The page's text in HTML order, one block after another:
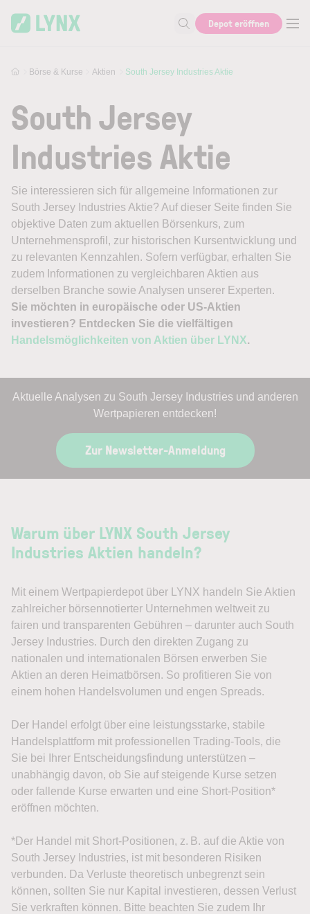
Suche nach Aktie, Autor...
Depot eröffnen
Börse & Kurse Aktien South Jersey Industries Aktie
South Jersey
Industries Aktie
Sie interessieren sich für allgemeine Informationen zur
South Jersey Industries Aktie? Auf dieser Seite finden Sie
objektive Daten zum aktuellen Börsenkurs, zum
Unternehmensprofil, zur historischen Kursentwicklung und
zu relevanten Kennzahlen. Sofern verfügbar, erhalten Sie
zudem Informationen zu vergleichbaren Aktien aus
derselben Branche sowie Analysen unserer Experten.
Sie möchten in europäische oder US-Aktien
investieren? Entdecken Sie die vielfältigen
Handelsmöglichkeiten von Aktien über LYNX.
Aktuelle Analysen zu South Jersey Industries und anderen
Wertpapieren entdecken!
Zur Newsletter-Anmeldung
Warum über LYNX South Jersey
Industries Aktien handeln?
Mit einem Wertpapierdepot über LYNX handeln Sie Aktien
zahlreicher börsennotierter Unternehmen weltweit zu
fairen und transparenten Gebühren – darunter auch South
Jersey Industries. Durch den direkten Zugang zu
nationalen und internationalen Börsen erwerben Sie
Aktien an deren Heimatbörsen. So profitieren Sie von
einem hohen Handelsvolumen und engen Spreads.
Der Handel erfolgt über eine leistungsstarke, stabile
Handelsplattform mit professionellen Trading-Tools, die
Sie bei Ihrer Entscheidungsfindung unterstützen –
unabhängig davon, ob Sie auf steigende Kurse setzen
oder fallende Kurse erwarten und eine Short-Position*
eröffnen möchten.
*Der Handel mit Short-Positionen, z. B. auf die Aktie von
South Jersey Industries, ist mit besonderen Risiken
verbunden. Da Verluste theoretisch unbegrenzt sein
können, sollten Sie nur Kapital investieren, dessen Verlust
Sie verkraften können. Bitte beachten Sie zudem Ihr